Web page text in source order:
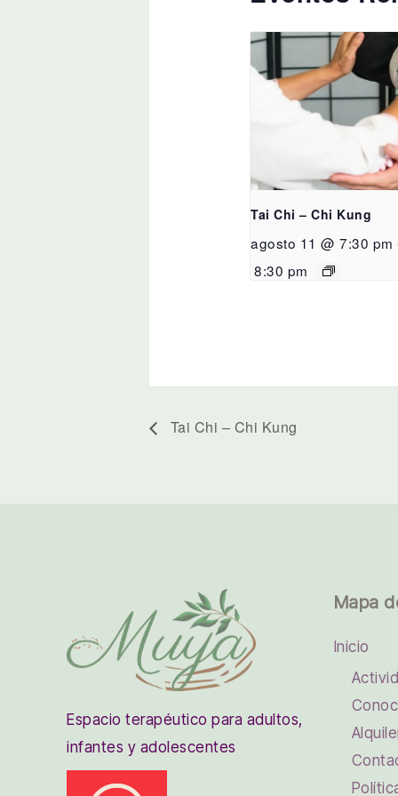
Tai Chi – Chi Kung
agosto 11 @ 7:30 pm
8:30 pm
Tai Chi – Chi Kung
Espacio terapéutico para adultos,
infantes y adolescentes
Mapa
Inicio